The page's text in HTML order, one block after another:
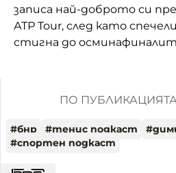
записа най-доброто си
АТР Tour, след като
стигна до
ПО
#бнр #тенис подкаст #
#спортен подкаст